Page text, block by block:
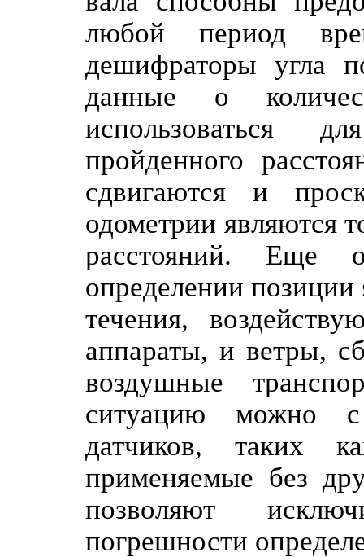
любой период
дешифраторы угла
данные о
использоваться
пройденного
сдвигаются и
одометрии являются
расстояний. Еще
определении
течения,
аппараты, и ветры,
воздушные
ситуацию можно с
датчиков, таких
применяемые без
позволяют
погрешности